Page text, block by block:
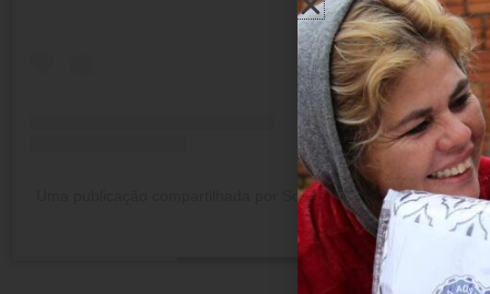
Uma publicação compartilhada por Solidariedade | Mundo